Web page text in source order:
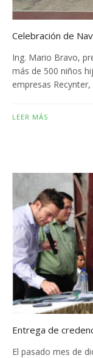
Celebración de
Ing. Mario Bravo,
más de 500 niños
empresas Recynter,
LEER MÁS
Entrega de
El pasado mes de